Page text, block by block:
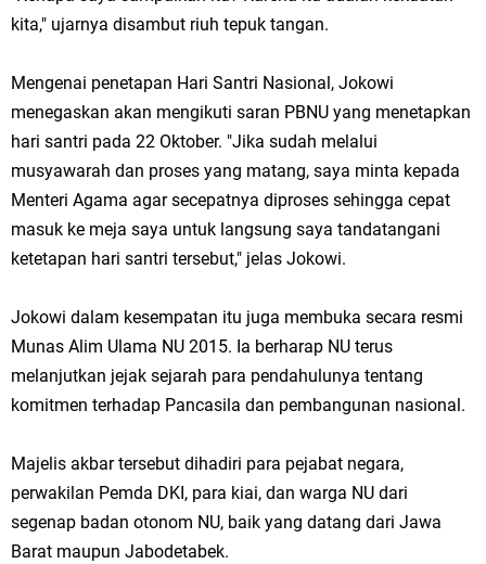
kita," ujarnya disambut riuh tepuk tangan.
Mengenai penetapan Hari Santri Nasional, Jokowi
menegaskan akan mengikuti saran PBNU yang menetapkan
hari santri pada 22 Oktober. "Jika sudah melalui
musyawarah dan proses yang matang, saya minta kepada
Menteri Agama agar secepatnya diproses sehingga cepat
masuk ke meja saya untuk langsung saya tandatangani
ketetapan hari santri tersebut," jelas Jokowi.
Jokowi dalam kesempatan itu juga membuka secara resmi
Munas Alim Ulama NU 2015. Ia berharap NU terus
melanjutkan jejak sejarah para pendahulunya tentang
komitmen terhadap Pancasila dan pembangunan nasional.
Majelis akbar tersebut dihadiri para pejabat negara,
perwakilan Pemda DKI, para kiai, dan warga NU dari
segenap badan otonom NU, baik yang datang dari Jawa
Barat maupun Jabodetabek.